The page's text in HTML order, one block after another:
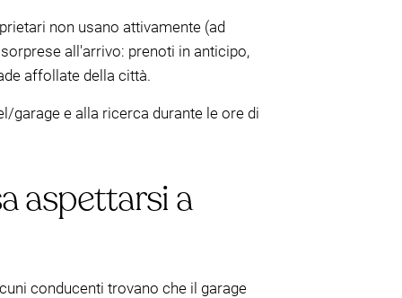
non usano attivamente (ad
all'arrivo: prenoti in anticipo,
affollate della città.
garage e alla ricerca durante le ore di
aspettarsi a
conducenti trovano che il garage